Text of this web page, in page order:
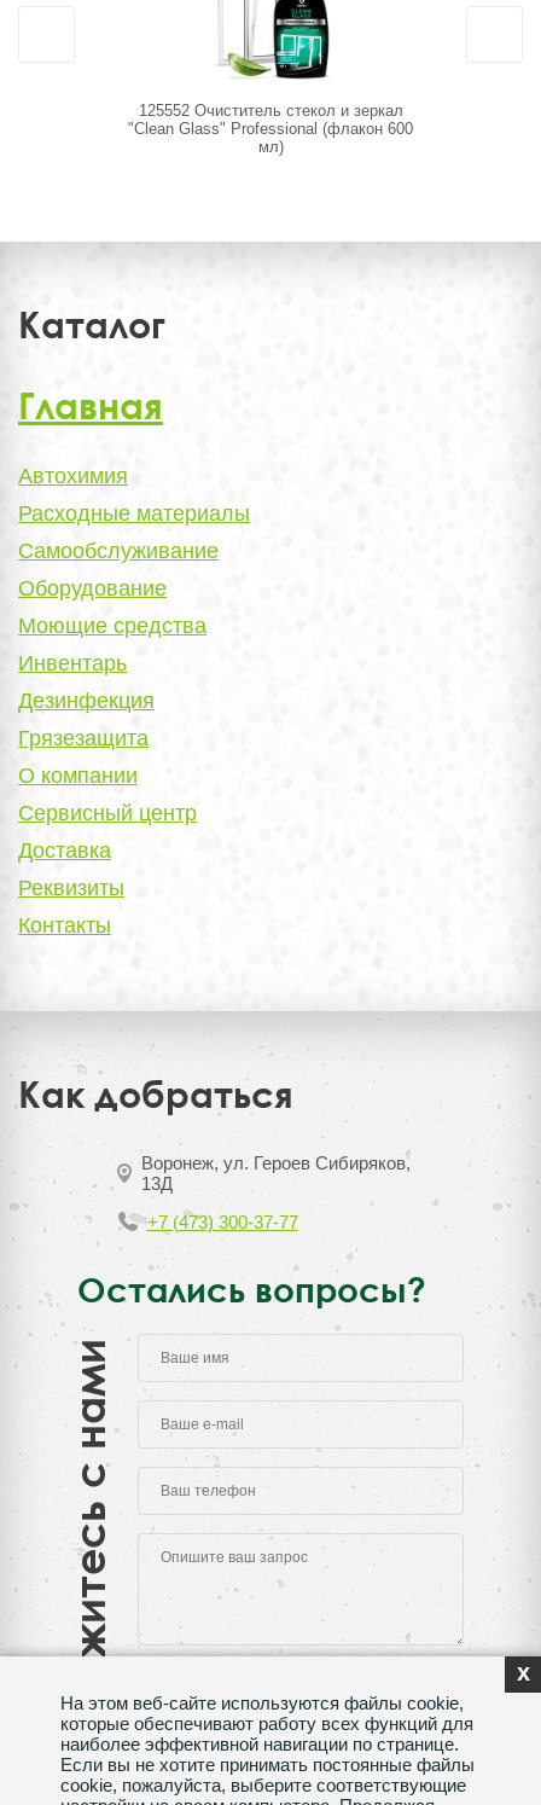
125552 Очиститель стекол и зеркал
"Clean Glass" Professional (флакон 600
мл)
Каталог
Главная
Автохимия
Расходные материалы
Самообслуживание
Оборудование
Моющие средства
Инвентарь
Дезинфекция
Грязезащита
О компании
Сервисный центр
Доставка
Реквизиты
Контакты
Как добраться
Воронеж, ул. Героев Сибиряков,
13Д
+7 (473) 300-37-77
Остались вопросы?
Свяжитесь с нами
Нажимая на кнопку "Отправить", Вы даете согласие
на обработку своихперсональных данных
x
На этом веб-сайте используются файлы cookie,
которые обеспечивают работу всех функций для
наиболее эффективной навигации по странице.
Если вы не хотите принимать постоянные файлы
cookie, пожалуйста, выберите соответствующие